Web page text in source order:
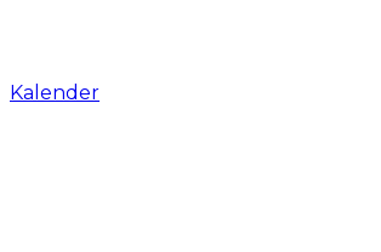
Kalender